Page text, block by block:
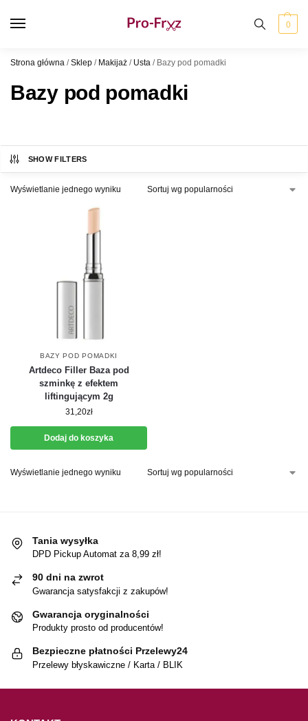
0
Strona główna /Sklep / Makijaż / Usta / Bazy pod pomadki
Bazy pod pomadki
SHOW FILTERS
Wyświetlanie jednego wyniku
BAZY POD POMADKI
Artdeco Filler Baza pod
szminkę z efektem
liftingującym 2g
31,20zł
Dodaj do koszyka
Wyświetlanie jednego wyniku
Tania wysyłka
DPD Pickup Automat za 8,99 zł!
90 dni na zwrot
Gwarancja satysfakcji z zakupów!
Gwarancja oryginalności
Produkty prosto od producentów!
Bezpieczne płatności Przelewy24
Przelewy błyskawiczne / Karta / BLIK